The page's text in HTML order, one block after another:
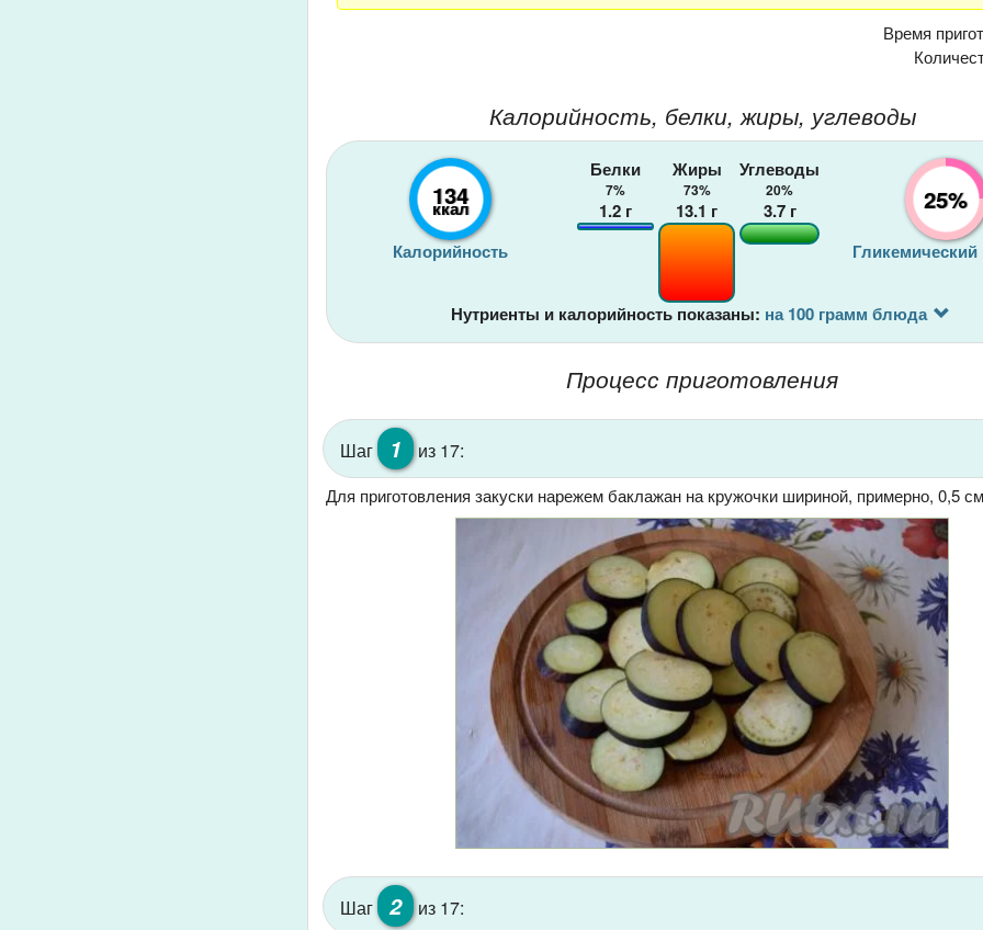
Время
Калорийность, белки, жиры, углеводы
134
ккал
Калорийность
Белки
7%
1.2 г
Жиры
73%
13.1 г
Углеводы
20%
3.7г 25%
Гликемический
Нутриенты и калорийность показаны: на 100 грамм блюда
Процесс приготовления
Шаг 1 из 17:
Для приготовления закуски нарежем баклажан на кружочки шириной, примерно, 0,5
Шаг 2 из 17: